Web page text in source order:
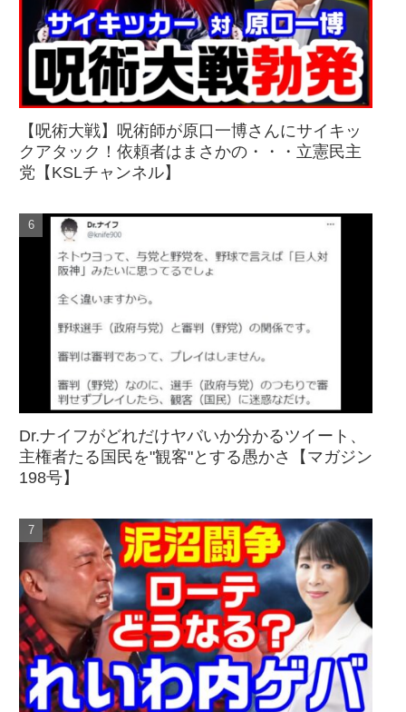
【呪術大戦】呪術師が原口一博さんにサイキッ
クアタック！依頼者はまさかの・・・立憲民主
党【KSLチャンネル】
Dr.ナイフがどれだけヤバいか分かるツイート、
主権者たる国民を"観客"とする愚かさ【マガジン
198号】